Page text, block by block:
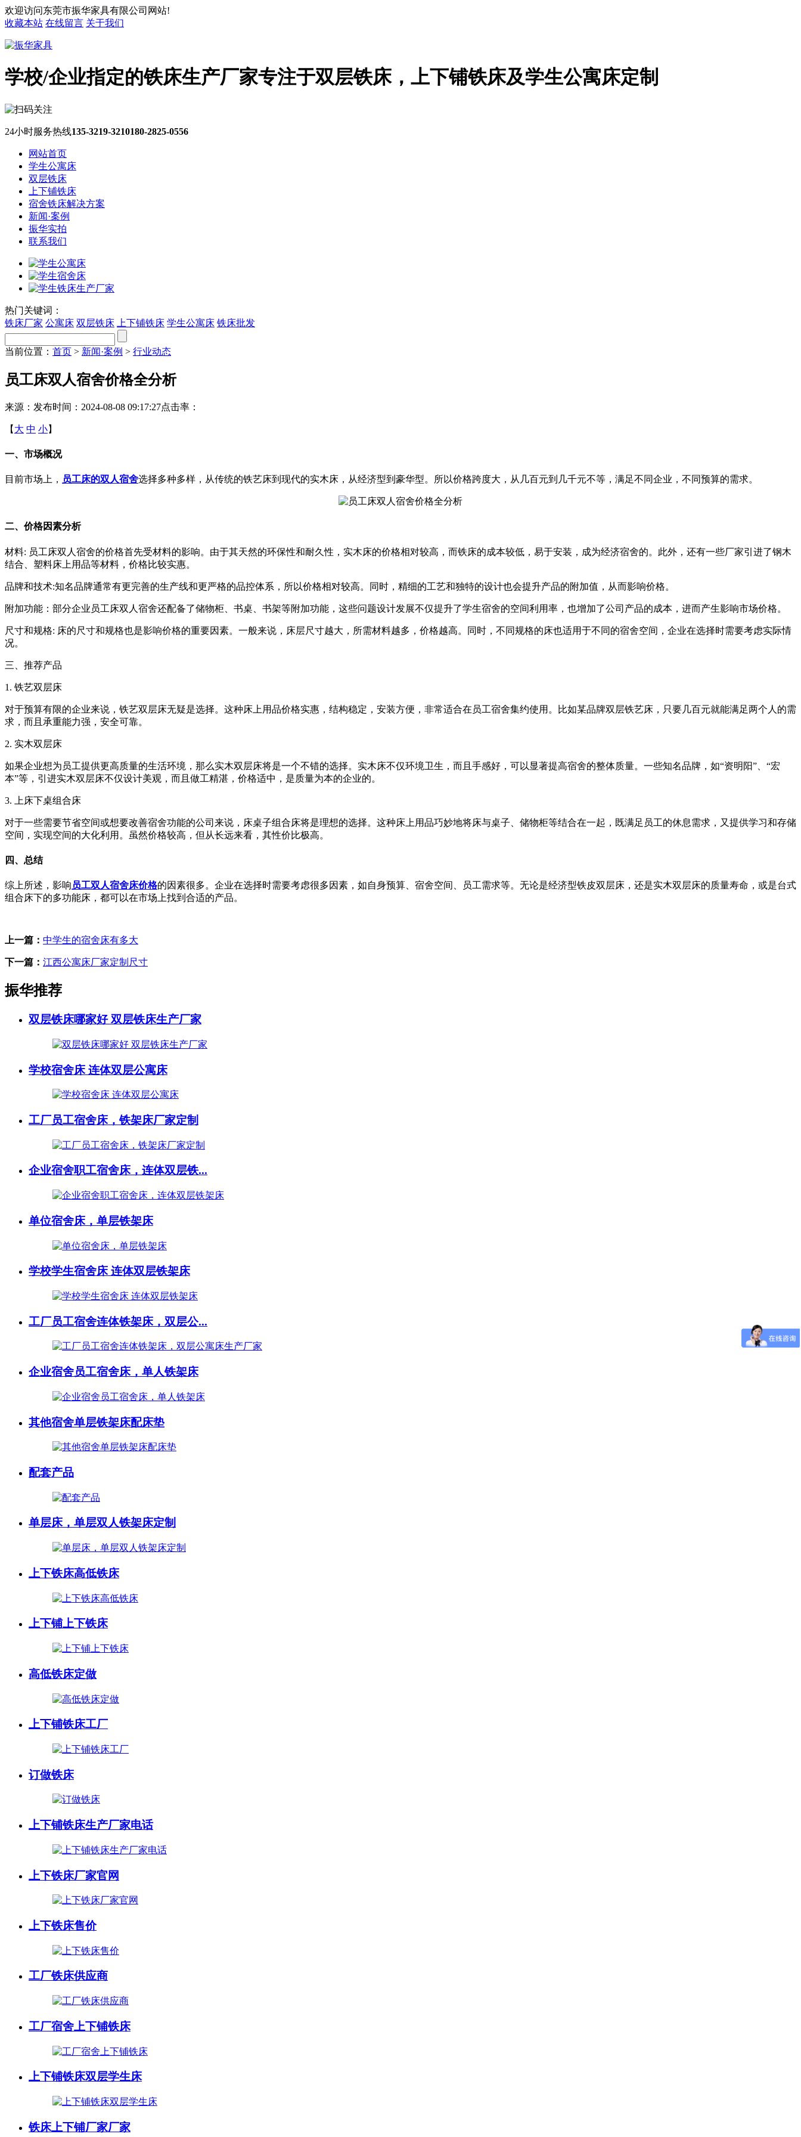
欢迎访问东莞市振华家具有限公司网站!
收藏本站 在线留言 关于我们
学校/企业指定的铁床生产厂家专注于双层铁床，上下铺铁床及学生公寓床定制
24小时服务热线135-3219-3210180-2825-0556
网站首页
学生公寓床
双层铁床
上下铺铁床
宿舍铁床解决方案
新闻·案例
振华实拍
联系我们
热门关键词：
铁床厂家 公寓床 双层铁床 上下铺铁床 学生公寓床 铁床批发
当前位置： 首页 > 新闻·案例 > 行业动态
员工床双人宿舍价格全分析
来源： 发布时间：2024-08-08 09:17:27点击率：
【 大 中 小】
一、市场概况
目前市场上， 员工床的双人宿舍选择多种多样，从传统的铁艺床到现代的实木床，从经济型到豪华型。所以价格跨度大，从几百元到几千元不等，满足不同企业，不同预算的需求。
二、价格因素分析
材料: 员工床双人宿舍的价格首先受材料的影响。由于其天然的环保性和耐久性，实木床的价格相对较高，而铁床的成本较低，易于安装，成为经济宿舍的。此外，还有一些厂家引进了钢木
结合、塑料床上用品等材料，价格比较实惠。
品牌和技术:知名品牌通常有更完善的生产线和更严格的品控体系，所以价格相对较高。同时，精细的工艺和独特的设计也会提升产品的附加值，从而影响价格。
附加功能：部分企业员工床双人宿舍还配备了储物柜、书桌、书架等附加功能，这些问题设计发展不仅提升了学生宿舍的空间利用率，也增加了公司产品的成本，进而产生影响市场价格。
尺寸和规格: 床的尺寸和规格也是影响价格的重要因素。一般来说，床层尺寸越大，所需材料越多，价格越高。同时，不同规格的床也适用于不同的宿舍空间，企业在选择时需要考虑实际情
况。
三、推荐产品
1. 铁艺双层床
对于预算有限的企业来说，铁艺双层床无疑是选择。这种床上用品价格实惠，结构稳定，安装方便，非常适合在员工宿舍集约使用。比如某品牌双层铁艺床，只要几百元就能满足两个人的需
求，而且承重能力强，安全可靠。
2. 实木双层床
如果企业想为员工提供更高质量的生活环境，那么实木双层床将是一个不错的选择。实木床不仅环境卫生，而且手感好，可以显著提高宿舍的整体质量。一些知名品牌，如“资明阳”、“宏
本”等，引进实木双层床不仅设计美观，而且做工精湛，价格适中，是质量为本的企业的。
3. 上床下桌组合床
对于一些需要节省空间或想要改善宿舍功能的公司来说，床桌子组合床将是理想的选择。这种床上用品巧妙地将床与桌子、储物柜等结合在一起，既满足员工的休息需求，又提供学习和存储
空间，实现空间的大化利用。虽然价格较高，但从长远来看，其性价比极高。
四、总结
综上所述，影响 员工双人宿舍床价格的因素很多。企业在选择时需要考虑很多因素，如自身预算、宿舍空间、员工需求等。无论是经济型铁皮双层床，还是实木双层床的质量寿命，或是台式
组合床下的多功能床，都可以在市场上找到合适的产品。
上一篇： 中学生的宿舍床有多大
下一篇： 江西公寓床厂家定制尺寸
振华推荐
双层铁床哪家好 双层铁床生产厂家
学校宿舍床 连体双层公寓床
工厂员工宿舍床，铁架床厂家定制
企业宿舍职工宿舍床，连体双层铁...
单位宿舍床，单层铁架床
学校学生宿舍床 连体双层铁架床
工厂员工宿舍连体铁架床，双层公...
企业宿舍员工宿舍床，单人铁架床
其他宿舍单层铁架床配床垫
配套产品
单层床，单层双人铁架床定制
上下铁床高低铁床
上下铺上下铁床
高低铁床定做
上下铺铁床工厂
订做铁床
上下铺铁床生产厂家电话
上下铁床厂家官网
上下铁床售价
工厂铁床供应商
工厂宿舍上下铺铁床
上下铺铁床双层学生床
铁床上下铺厂家厂家